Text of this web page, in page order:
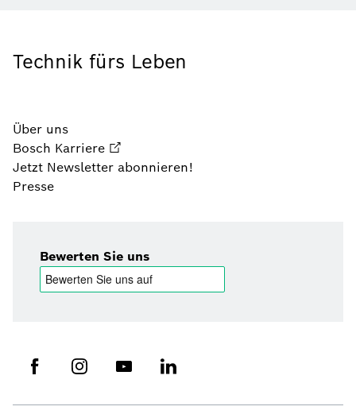
Technik fürs Leben
Über uns
Bosch Karriere
Jetzt Newsletter abonnieren!
Presse
Bewerten Sie uns